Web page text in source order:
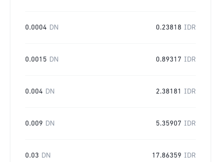
0.0004 DN 0.23818 IDR
0.0015 DN 0.89317 IDR
0.004 DN 2.38181 IDR
0.009 DN 5.35907 IDR
0.03 DN 17.86359 IDR